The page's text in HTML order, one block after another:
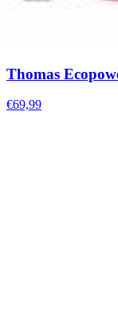
Thomas
€69,99